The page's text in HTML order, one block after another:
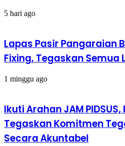
5 hari ago
Lapas Pasir Pangaraian
Fixing, Tegaskan Semua
1 minggu ago
Ikuti Arahan JAM
Tegaskan Komitmen
Secara Akuntabel